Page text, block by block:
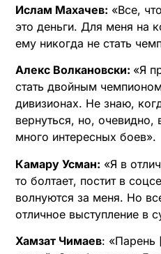
Ислам Махачев: «Все,
это деньги. Для меня на
ему никогда не стать
Алекс Волкановски: «Я
стать двойным
дивизионах. Не знаю,
вернуться, но, очевидно,
много интересных боев».
Камару Усман: «Я в
то болтает, постит в
волнуются за меня. Но
отличное выступление в
Хамзат Чимаев: «Парень